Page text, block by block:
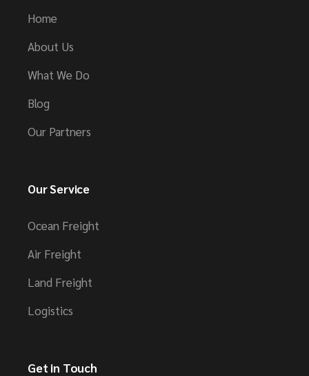
Home
About Us
What We Do
Blog
Our Partners
Our Service
Ocean Freight
Air Freight
Land Freight
Logistics
Get in Touch